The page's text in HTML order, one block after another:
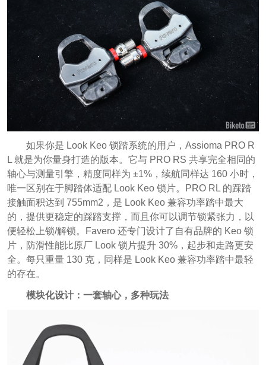
如果你是 Look Keo 锁踏系统的用户，Assioma PRO R
L 就是为你量身打造的版本。它与 PRO RS 共享完全相同的
轴心与测量引擎，精度同样为 ±1%，续航同样达 160 小时，
唯一区别在于脚踏体适配 Look Keo 锁片。PRO RL 的踩踏
接触面积达到 755mm2，是 Look Keo 兼容功率踏中最大
的，提供更稳定的踩踏支撑，而且你可以调节锁紧张力，以
便轻松上锁/解锁。Favero 还专门设计了自有品牌的 Keo 锁
片，防滑性能比原厂 Look 锁片提升 30%，起步和走路更安
全。每只重量 130 克，同样是 Look Keo 兼容功率踏中最轻
的存在。
模块化设计：一套轴心，多种玩法